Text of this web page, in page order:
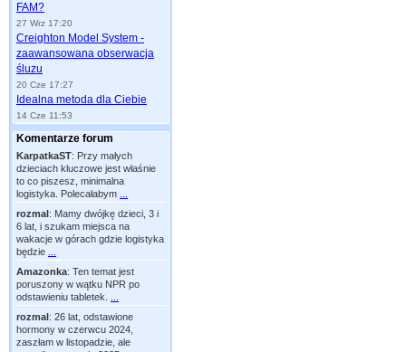
FAM?
27 Wrz 17:20
Creighton Model System -
zaawansowana obserwacja
śluzu
20 Cze 17:27
Idealna metoda dla Ciebie
14 Cze 11:53
Komentarze forum
KarpatkaST: Przy małych
dzieciach kluczowe jest właśnie
to co piszesz, minimalna
logistyka. Polecałabym
rozmal: Mamy dwójkę dzieci, 3 i
6 lat, i szukam miejsca na
wakacje w górach gdzie logistyka
będzie
Amazonka: Ten temat jest
poruszony w wątku NPR po
odstawieniu tabletek.
rozmal: 26 lat, odstawione
hormony w czerwcu 2024,
zaszłam w listopadzie, ale